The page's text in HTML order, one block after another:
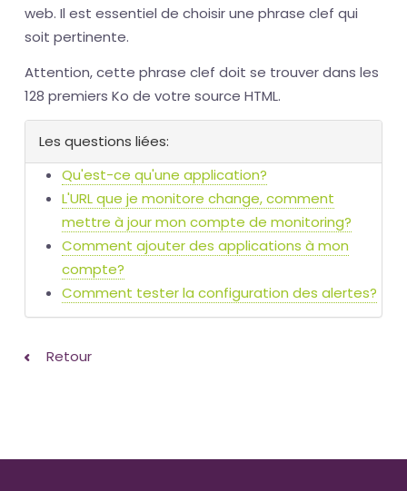
web. Il est essentiel de choisir une phrase clef qui
soit pertinente.
Attention, cette phrase clef doit se trouver dans les
128 premiers Ko de votre source HTML.
Les questions liées:
Qu'est-ce qu'une application?
L'URL que je monitore change, comment
mettre à jour mon compte de monitoring?
Comment ajouter des applications à mon
compte?
Comment tester la configuration des alertes?
Retour